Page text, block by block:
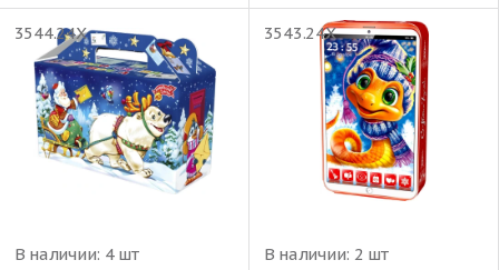
3544.24Х
В наличии: 4 шт
3543.24Х
В наличии: 2 шт